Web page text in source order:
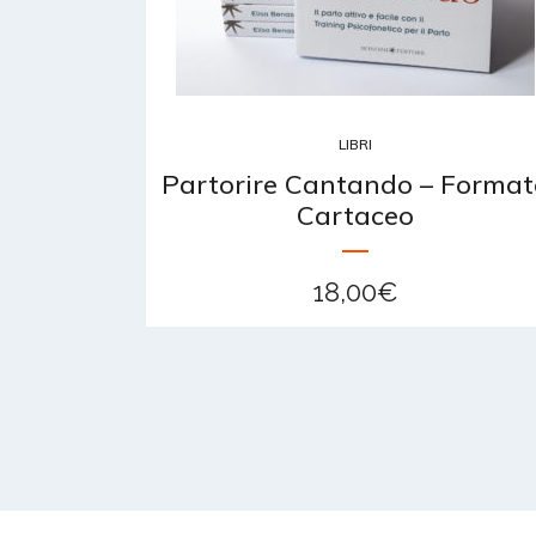
LIBRI
Partorire Cantando –
Cartaceo
18,00€